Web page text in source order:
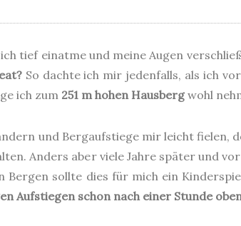
tief einatme und meine Augen
So dachte ich mir jedenfalls, als ich
ich zum 251 m hohen Hausbergwohl
und Bergaufstiege mir leicht fielen,
Anders aber viele Jahre später und
Bergen sollte dies für mich ein
Aufstiegen schon nach einer Stunde